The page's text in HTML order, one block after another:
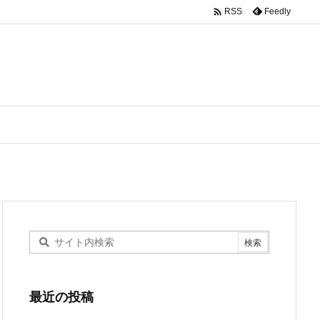
 RSS Feedly
最近の投稿